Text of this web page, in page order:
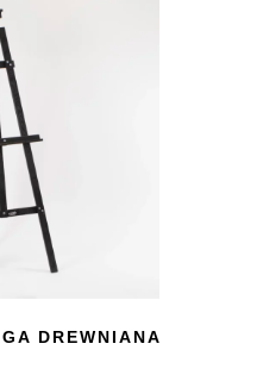
DREWNIANA